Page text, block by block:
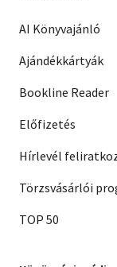
AI Könyvajánló
Ajándékkártyák
Bookline Reader
Előfizetés
Hírlevél
Törzsvásárlói
TOP 50